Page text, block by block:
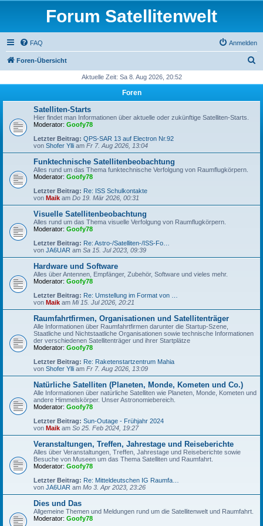
Forum Satellitenwelt
FAQ Anmelden
Foren-Übersicht
h
Aktuelle Zeit: Sa 8. Aug 2026, 20:52
Foren
Satelliten-Starts
Hier findet man Informationen über aktuelle oder zukünftige Satelliten-Starts.
Moderator: Goofy78
Letzter Beitrag: QPS-SAR 13 auf Electron Nr.92
von Shofer Ylli am Fr 7. Aug 2026, 13:04
Funktechnische Satellitenbeobachtung
Alles rund um das Thema funktechnische Verfolgung von Raumflugkörpern.
Moderator: Goofy78
Letzter Beitrag: Re: ISS Schulkontakte
von Maik am Do 19. Mär 2026, 00:31
Visuelle Satellitenbeobachtung
Alles rund um das Thema visuelle Verfolgung von Raumflugkörpern.
Moderator: Goofy78
Letzter Beitrag: Re: Astro-/Satelliten-/ISS-Fo…
von JA6UAR am Sa 15. Jul 2023, 09:39
Hardware und Software
Alles über Antennen, Empfänger, Zubehör, Software und vieles mehr.
Moderator: Goofy78
Letzter Beitrag: Re: Umstellung im Format von …
von Maik am Mi 15. Jul 2026, 20:21
Raumfahrtfirmen, Organisationen und Satellitenträger
Alle Informationen über Raumfahrtfirmen darunter die Startup-Szene,
Staatliche und Nichtstaatliche Organisationen sowie technische Informationen
der verschiedenen Satellitenträger und ihrer Startplätze
Moderator: Goofy78
Letzter Beitrag: Re: Raketenstartzentrum Mahia
von Shofer Ylli am Fr 7. Aug 2026, 13:09
Natürliche Satelliten (Planeten, Monde, Kometen und Co.)
Alle Informationen über natürliche Satelliten wie Planeten, Monde, Kometen und
andere Himmelskörper. Unser Astronomiebereich.
Moderator: Goofy78
Letzter Beitrag: Sun-Outage - Frühjahr 2024
von Maik am So 25. Feb 2024, 19:27
Veranstaltungen, Treffen, Jahrestage und Reiseberichte
Alles über Veranstaltungen, Treffen, Jahrestage und Reiseberichte sowie
Besuche von Museen um das Thema Satelliten und Raumfahrt.
Moderator: Goofy78
Letzter Beitrag: Re: Mitteldeutschen IG Raumfa…
von JA6UAR am Mo 3. Apr 2023, 23:26
Dies und Das
Allgemeine Themen und Meldungen rund um die Satellitenwelt und Raumfahrt.
Moderator: Goofy78